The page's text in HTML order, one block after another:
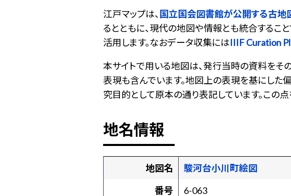
江戸マップは、 国立国会図書館が公開する古地
るとともに、現代の地図や情報とも統合すること
活用します。なおデータ収集にはIIIF Curation
本サイトで用いる地図は、発行当時の資料をそ
表現も含んでいます。地図上の表現を基にした
究目的として原本の通り表記しています。この
地名情報
地図名
駿河台小川町絵図
番号
6-063